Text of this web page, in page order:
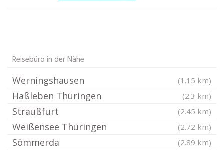
Reisebüro in der Nähe
Werningshausen (1.15 km)
Haßleben Thüringen (2.3 km)
Straußfurt (2.45 km)
Weißensee Thüringen (2.72 km)
Sömmerda (2.89 km)